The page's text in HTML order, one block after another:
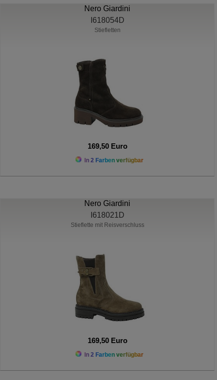
Nero Giardini
I618054D
Stiefletten
169,50 Euro
In 2 Farben verfügbar
Nero Giardini
I618021D
Stieflette mit Reisverschluss
169,50 Euro
In 2 Farben verfügbar